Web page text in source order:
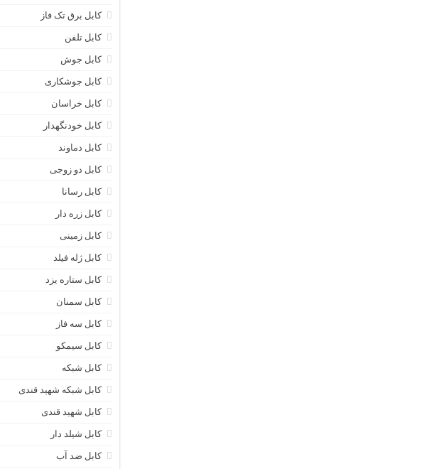
کابل برق تک فاز
کابل تلفن
کابل جوش
کابل جوشکاری
کابل خراسان
کابل خودنگهدار
کابل دماوند
کابل دو زوجی
کابل رسانا
کابل زره دار
کابل زمینی
کابل ژله فیلد
کابل ستاره یزد
کابل سمنان
کابل سه فاز
کابل سیمکو
کابل شبکه
کابل شبکه شهید قندی
کابل شهید قندی
کابل شیلد دار
کابل ضد آب